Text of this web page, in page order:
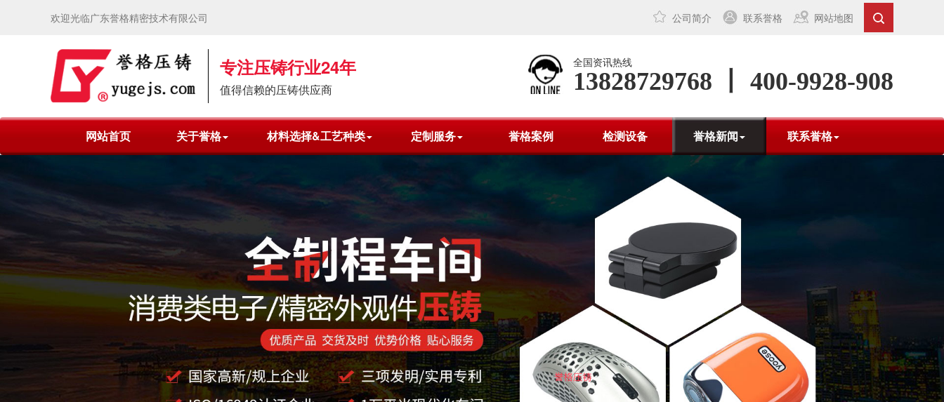
欢迎光临广东誉格精密技术有限公司 公司简介 联系誉格 网站地图
专注压铸行业24年
值得信赖的压铸供应商
全国资讯热线
13828729768 丨 400-9928-908
网站首页 关于誉格 材料选择&工艺种类 定制服务 誉格案例 检测设备 誉格新闻 联系誉格